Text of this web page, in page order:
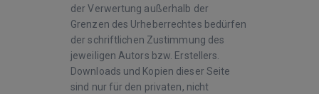
der Verwertung außerhalb der
Grenzen des Urheberrechtes bedürfen
der schriftlichen Zustimmung des
jeweiligen Autors bzw. Erstellers.
Downloads und Kopien dieser Seite
sind nur für den privaten, nicht